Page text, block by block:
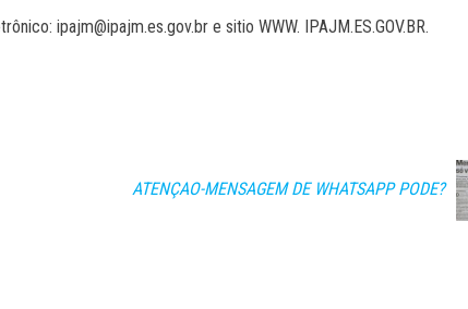
ipajm@ipajm.es.gov.br e sitio WWW. IPAJM.ES.GOV.BR.
ATENÇAO-MENSAGEM DE WHATSAPP PODE?